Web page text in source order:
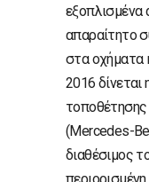
εξοπλισμένα
απαραίτητο
στα οχήματα
2016 δίνεται
(Mercedes-
διαθέσιμος